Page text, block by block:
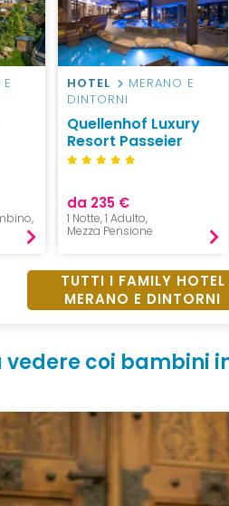
HOTEL
MERANO E
DINTORNI
Quellenhof Luxury
Resort Passeier
da 235 €
1 Notte, 1 Adulto,
Mezza Pensione
TUTTI I FAMILY HOTEL
MERANO E DINTORNI
vedere coi bambini